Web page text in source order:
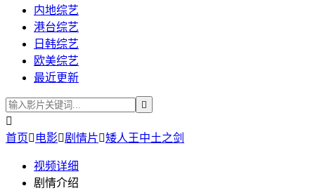
内地综艺
港台综艺
日韩综艺
欧美综艺
最近更新


首页 电影剧情片矮人王中土之剑
视频详细
剧情介绍